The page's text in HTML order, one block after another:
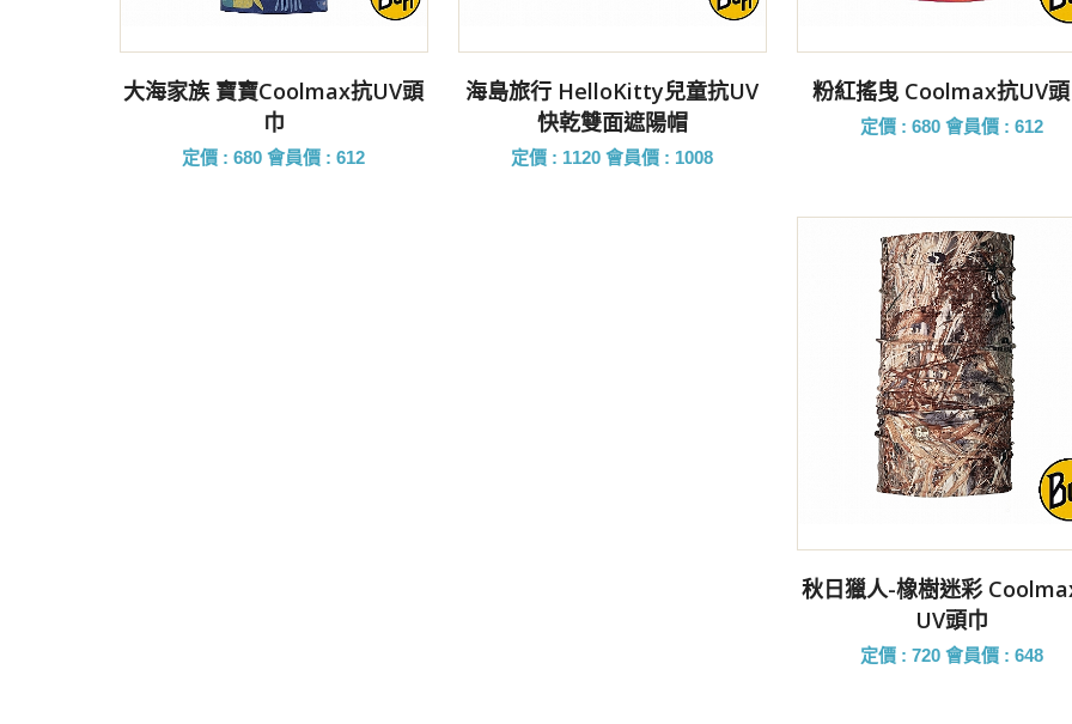
大海家族 寶寶Coolmax抗UV頭
巾
定價 : 680會員價 : 612
海島旅行 HelloKitty兒童抗UV
快乾雙面遮陽帽
定價 : 1120會員價 : 1008
粉紅搖曳 Coolmax抗UV
定價 : 680 會員價 : 612
秋日獵人-橡樹迷彩
UV頭巾
定價 : 720 會員價 : 648